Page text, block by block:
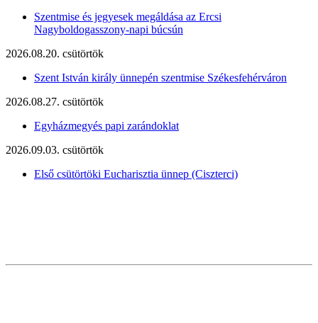
Szentmise és jegyesek megáldása az Ercsi
Nagyboldogasszony-napi búcsún
2026.08.20. csütörtök
Szent István király ünnepén szentmise Székesfehérváron
2026.08.27. csütörtök
Egyházmegyés papi zarándoklat
2026.09.03. csütörtök
Első csütörtöki Eucharisztia ünnep (Ciszterci)